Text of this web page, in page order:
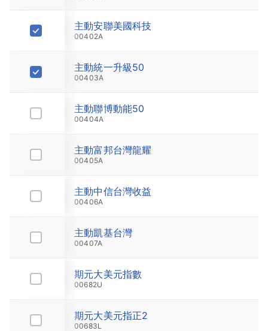
主動安聯美國科技
00402A
主動統一升級50
00403A
主動聯博動能50
00404A
主動富邦台灣龍耀
00405A
主動中信台灣收益
00406A
主動凱基台灣
00407A
期元大美元指數
00682U
期元大美元指正2
00683L